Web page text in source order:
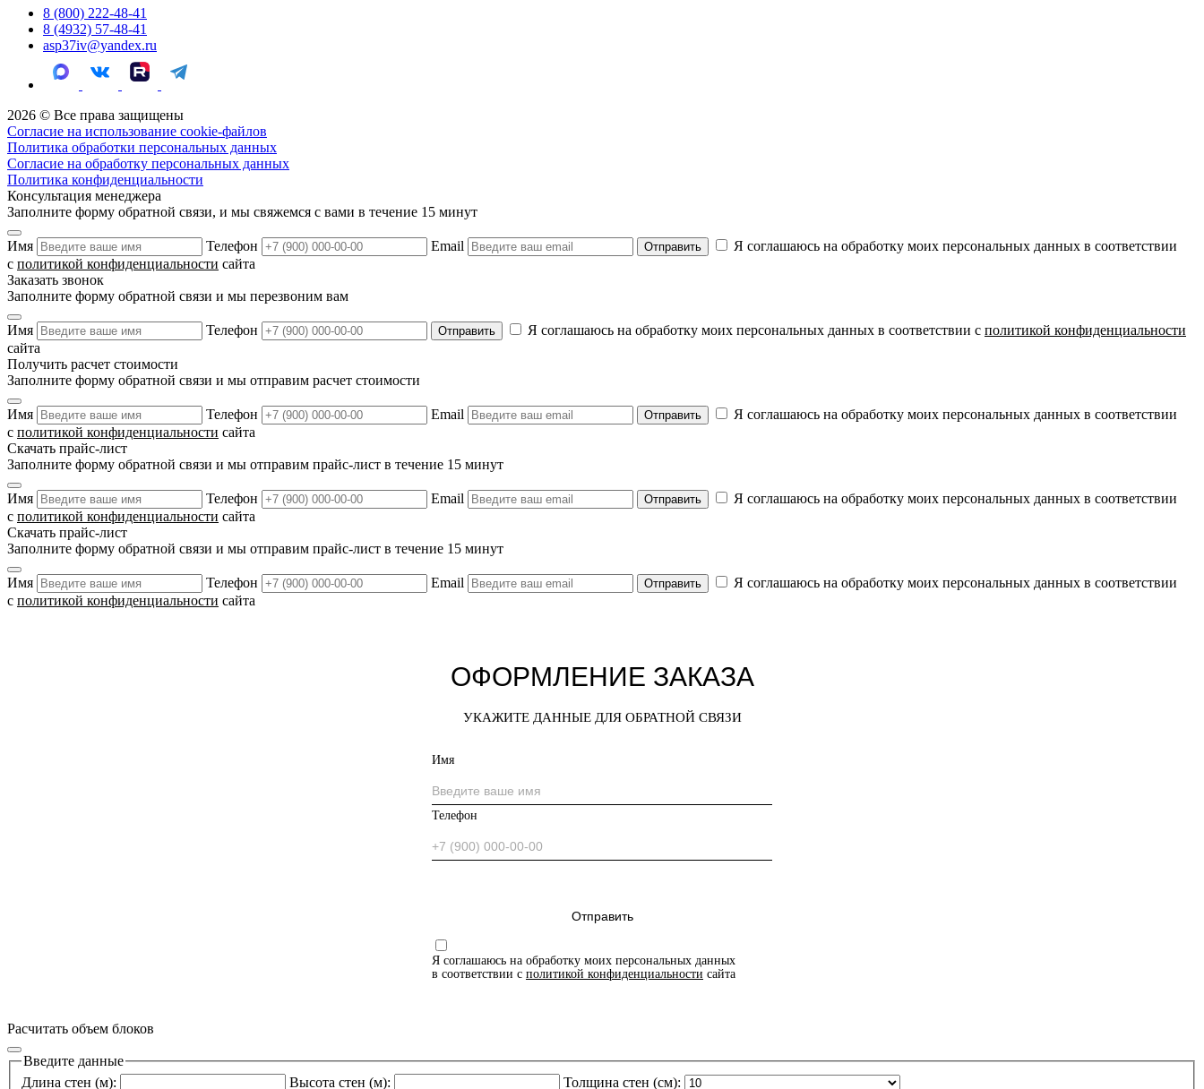
8 (800) 222-48-41
8 (4932) 57-48-41
asp37iv@yandex.ru
2026 © Все права защищены
Согласие на использование cookie-файлов
Политика обработки персональных данных
Согласие на обработку персональных данных
Политика конфиденциальности
Консультация менеджера
Заполните форму обратной связи, и мы свяжемся с вами в течение 15 минут
Имя Телефон Email
Я соглашаюсь на обработку моих персональных данных в соответствии
с политикой конфиденциальности сайта
Заказать звонок
Заполните форму обратной связи и мы перезвоним вам
Имя Телефон Я соглашаюсь на обработку моих персональных данных в соответствии с политикой конфиденциальности
сайта
Получить расчет стоимости
Заполните форму обратной связи и мы отправим расчет стоимости
Имя Телефон Email
Я соглашаюсь на обработку моих персональных данных в соответствии
с политикой конфиденциальности сайта
Скачать прайс-лист
Заполните форму обратной связи и мы отправим прайс-лист в течение 15 минут
Имя Телефон Email
Я соглашаюсь на обработку моих персональных данных в соответствии
с политикой конфиденциальности сайта
Скачать прайс-лист
Заполните форму обратной связи и мы отправим прайс-лист в течение 15 минут
Имя Телефон Email
Я соглашаюсь на обработку моих персональных данных в соответствии
с политикой конфиденциальности сайта
ОФОРМЛЕНИЕ ЗАКАЗА
УКАЖИТЕ ДАННЫЕ ДЛЯ ОБРАТНОЙ СВЯЗИ
Имя
Телефон
Я соглашаюсь на обработку моих персональных данных
в соответствии с политикой конфиденциальности сайта
Расчитать объем блоков
Введите данные
Длина стен (м):
Высота стен (м): Толщина стен (см):